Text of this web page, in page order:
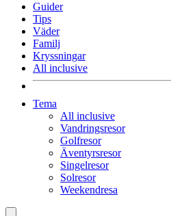
Guider
Tips
Väder
Familj
Kryssningar
All inclusive
Tema
All inclusive
Vandringsresor
Golfresor
Äventyrsresor
Singelresor
Solresor
Weekendresa